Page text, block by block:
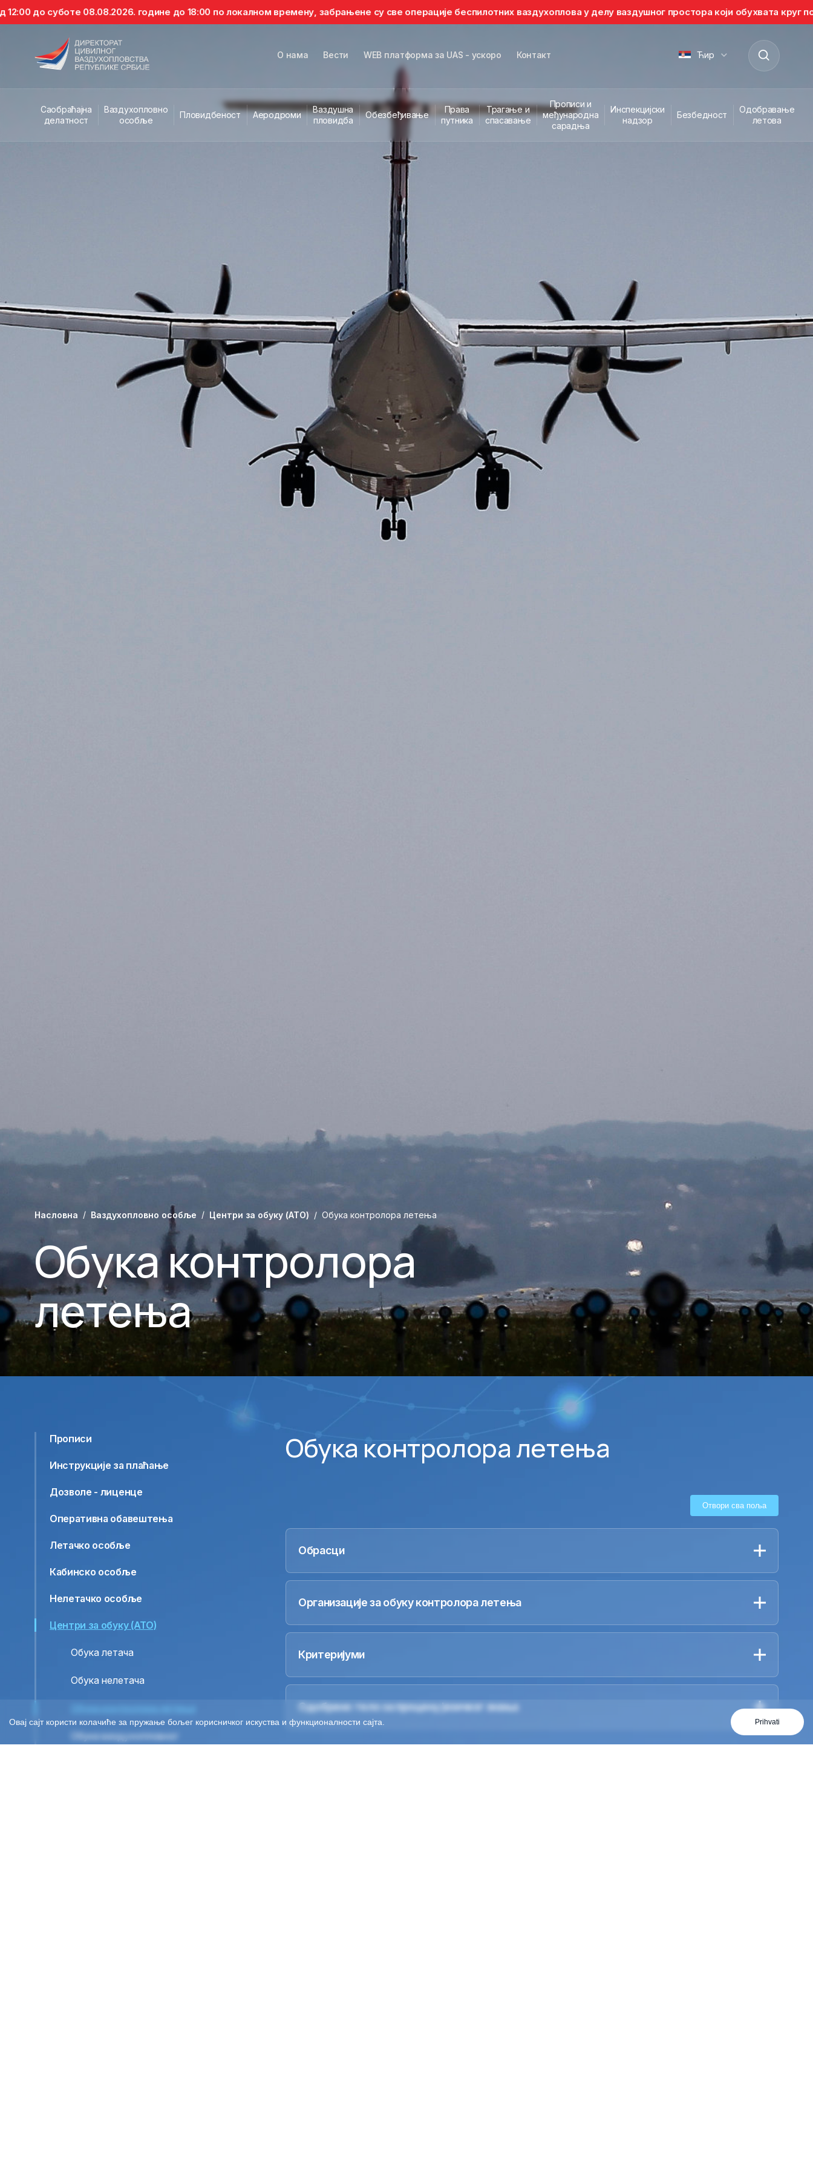
године до 18:00 по локалном времену, забрањене су све операције беспилотних ваздухоплова у делу ваздушног простора који обухвата круг полупречника
О нама Вести WEB платформа за UAS - ускоро Контакт Ћир
Саобраћајна
делатност
Ваздухопловно
особље
Пловидбеност Аеродроми
Ваздушна
пловидба
Обезбеђивање
Права
путника
Трагање и
спасавање
Прописи и
међународна
сарадња
Инспекцијски
надзор
Безбедност
Одобравање
летова
Насловна Ваздухопловно особље Центри за обуку (ATO) Обука контролора летења
Обука контролора
летења
Прописи
Инструкције за плаћање
Дозволе - лиценце
Оперативна обавештења
Летачко особље
Кабинско особље
Нелетачко особље
Центри за обуку (ATO)
Обука летача
Обука нелетача
Обука ваздухопловног
Обука контролора летења
Отвори сва поља
Обрасци
Организације за обуку контролора летења
Критеријуми
Одобрено тело за процену језичког знања
Овај сајт користи колачиће за пружање бољег корисничког искуства и функционалности сајта. Prihvati